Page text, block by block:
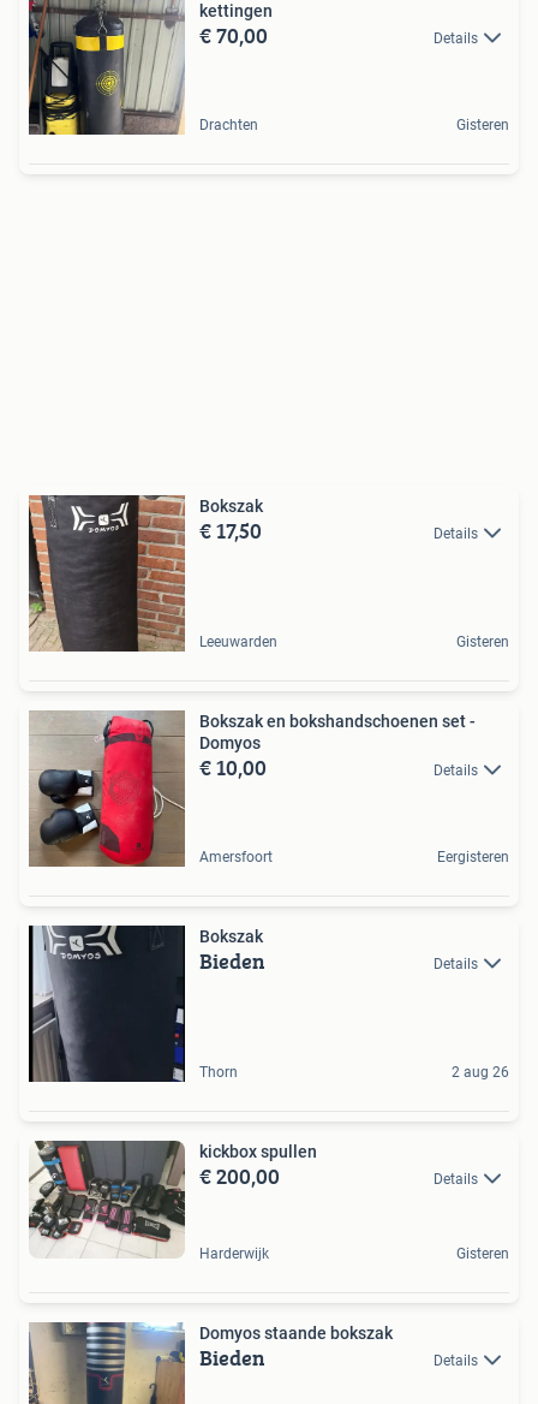
kettingen
€ 70,00 Details
Drachten Gisteren
Bokszak
€ 17,50 Details
Leeuwarden Gisteren
Bokszak en bokshandschoenen set -
Domyos
€ 10,00 Details
Amersfoort Eergisteren
Bokszak
Bieden Details
Thorn 2 aug 26
kickbox spullen
€ 200,00 Details
Harderwijk Gisteren
Domyos staande bokszak
Bieden Details